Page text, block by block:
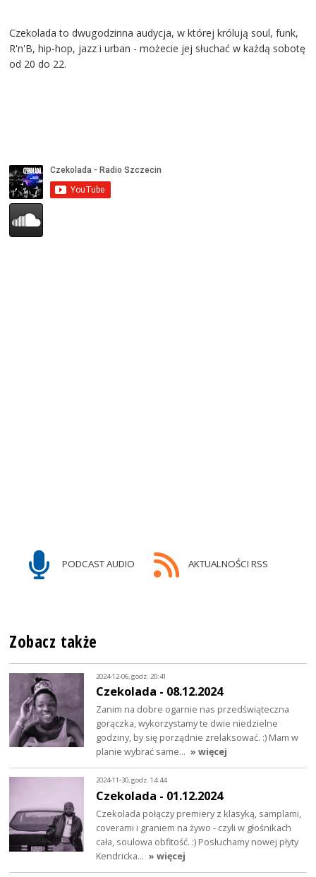
Czekolada to dwugodzinna audycja, w której królują soul, funk,
R'n'B, hip-hop, jazz i urban - możecie jej słuchać w każdą sobotę
od 20 do 22.
PODCAST AUDIO AKTUALNOŚCI RSS
Zobacz także
2024-12-06, godz. 20:41
Czekolada - 08.12.2024
Zanim na dobre ogarnie nas przedświąteczna
gorączka, wykorzystamy te dwie niedzielne
godziny, by się porządnie zrelaksować. :) Mam w
planie wybrać same… » więcej
2024-11-30, godz. 14:44
Czekolada - 01.12.2024
Czekolada połączy premiery z klasyką, samplami,
coverami i graniem na żywo - czyli w głośnikach
cała, soulowa obfitość. :) Posłuchamy nowej płyty
Kendricka… » więcej